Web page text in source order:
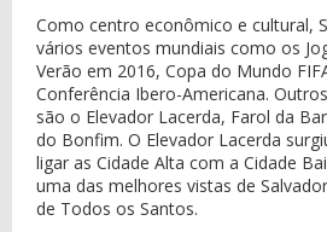
Como centro econômico e cultural,
vários eventos mundiais como os
Verão em 2016, Copa do Mundo
Conferência Ibero-Americana.
são o Elevador Lacerda, Farol da
do Bonfim. O Elevador Lacerda
ligar as Cidade Alta com a Cidade
uma das melhores vistas de
de Todos os Santos.